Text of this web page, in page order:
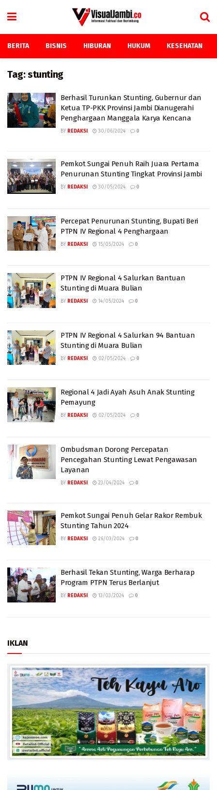
BERITA BISNIS HIBURAN HUKUM KESEHATAN
Tag:stunting
Berhasil Turunkan Stunting, Gubernur dan
Ketua TP-PKK Provinsi Jambi Dianugerahi
Penghargaan Manggala Karya Kencana
BY REDAKSI 30/06/2024 0
Pemkot Sungai Penuh Raih Juara Pertama
Penurunan Stunting Tingkat Provinsi Jambi
BY REDAKSI 30/05/2024 0
Percepat Penurunan Stunting, Bupati Beri
PTPN IV Regional 4 Penghargaan
BY REDAKSI 15/05/2024 0
PTPN IV Regional 4 Salurkan Bantuan
Stunting di Muara Bulian
BY REDAKSI 14/05/2024 0
PTPN IV Regional 4 Salurkan 94 Bantuan
Stunting di Muara Bulian
BY REDAKSI 02/05/2024 0
Regional 4 Jadi Ayah Asuh Anak Stunting
Pemayung
BY REDAKSI 02/05/2024 0
Ombudsman Dorong Percepatan
Pencegahan Stunting Lewat Pengawasan
Layanan
BY REDAKSI 23/04/2024 0
Pemkot Sungai Penuh Gelar Rakor Rembuk
Stunting Tahun 2024
BY REDAKSI 26/03/2024 0
Berhasil Tekan Stunting, Warga Berharap
Program PTPN Terus Berlanjut
BY REDAKSI 13/03/2024 0
IKLAN